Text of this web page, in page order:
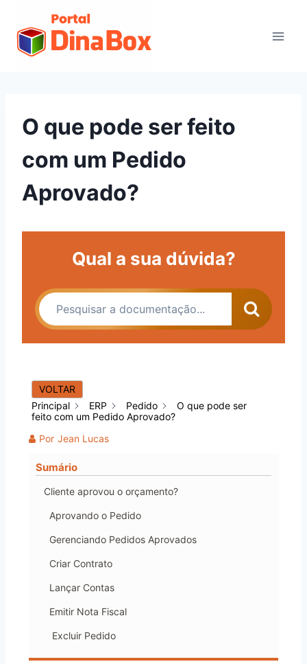
O que pode ser feito
com um Pedido
Aprovado?
Qual a sua dúvida?
VOLTAR
Principal
ERP Pedido
O que pode ser
feito com um Pedido Aprovado?
Por Jean Lucas
Sumário
Cliente aprovou o orçamento?
Aprovando o Pedido
Gerenciando Pedidos Aprovados
Criar Contrato
Lançar Contas
Emitir Nota Fiscal
Excluir Pedido